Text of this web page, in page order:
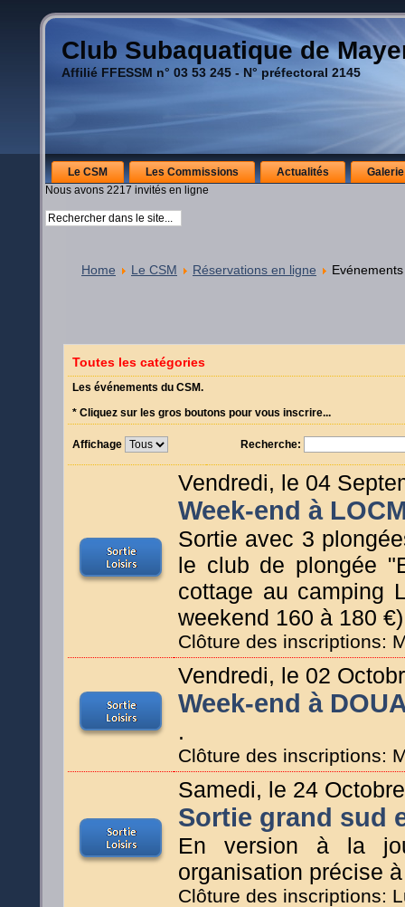
Club Subaquatique de
Affilié FFESSM n° 03 53 245 - N° préfectoral 2145
Le CSM Les Commissions Actualités
Nous avons 2217 invités en ligne
Home Le CSM Réservations en ligne Evénements
Toutes les catégories
Les événements du CSM.
* Cliquez sur les gros boutons pour vous inscrire...
Affichage Recherche:
Vendredi, le 04
Week-end à
Sortie avec 3
le club de plongée
cottage au camping
weekend 160 à 180 €)
Clôture des inscriptions:
Vendredi, le 02
Week-end à
.
Clôture des inscriptions:
Samedi, le 24
Sortie grand sud
En version à la
organisation précise
Clôture des inscriptions: